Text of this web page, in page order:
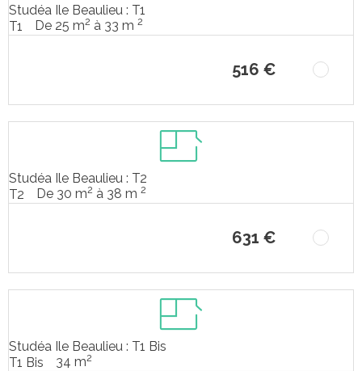
Studéa Ile Beaulieu : T1
T1
De 25 m2 à 33 m 2
516 €
Studéa Ile Beaulieu : T2
T2
De 30 m2 à 38 m 2
631 €
Studéa Ile Beaulieu : T1 Bis
T1 Bis
34 m2